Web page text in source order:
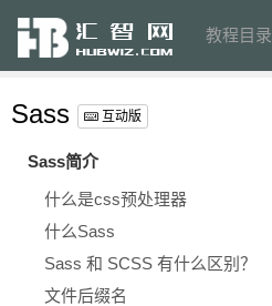
教程目录
Sass 互动版
Sass简介
什么是css预处理器
什么Sass
Sass 和 SCSS 有什么区别？
文件后缀名